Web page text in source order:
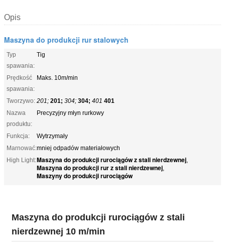
Opis
Maszyna do produkcji rur stalowych
Typ
spawania:
Tig
Prędkość
spawania:
Maks. 10m/min
Tworzywo: 201; 201; 304; 304; 401 401
Nazwa
produktu:
Precyzyjny młyn rurkowy
Funkcja:
Wytrzymały
Marnować:mniej odpadów materiałowych
High Light:Maszyna do produkcji rurociągów z stali nierdzewnej,
Maszyna do produkcji rur z stali nierdzewnej,
Maszyny do produkcji rurociągów
Maszyna do produkcji rurociągów z stali
nierdzewnej 10 m/min